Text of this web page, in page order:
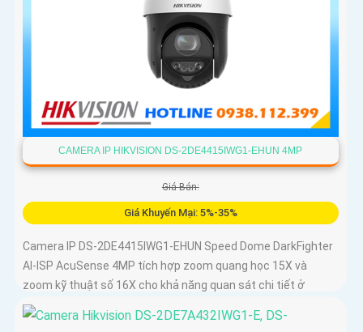
CAMERA IP HIKVISION DS-2DE4415IWG1-EHUN 4MP
Giá Bán:
Giá Khuyến Mại: 5%-35%
Camera IP DS-2DE4415IWG1-EHUN Speed Dome DarkFighter
AI-ISP AcuSense 4MP tích hợp zoom quang học 15X và
zoom kỹ thuật số 16X cho khả năng quan sát chi tiết ở
khoảng cách xa, AI AcuSense nhận diện người và phương
tiện hỗ trợ chụp đồng thời tối đa 5 khuôn mặt